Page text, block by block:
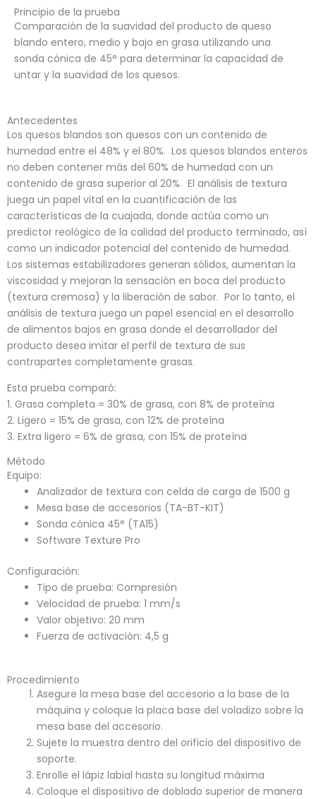
Principio de la prueba
Comparación de la suavidad del producto de queso
blando entero, medio y bajo en grasa utilizando una
sonda cónica de 45° para determinar la capacidad de
untar y la suavidad de los quesos.
Antecedentes
Los quesos blandos son quesos con un contenido de
humedad entre el 48% y el 80%. Los quesos blandos enteros
no deben contener más del 60% de humedad con un
contenido de grasa superior al 20%. El análisis de textura
juega un papel vital en la cuantificación de las
características de la cuajada, donde actúa como un
predictor reológico de la calidad del producto terminado, así
como un indicador potencial del contenido de humedad.
Los sistemas estabilizadores generan sólidos, aumentan la
viscosidad y mejoran la sensación en boca del producto
(textura cremosa) y la liberación de sabor. Por lo tanto, el
análisis de textura juega un papel esencial en el desarrollo
de alimentos bajos en grasa donde el desarrollador del
producto desea imitar el perfil de textura de sus
contrapartes completamente grasas.
Esta prueba comparó:
1. Grasa completa = 30% de grasa, con 8% de proteína
2. Ligero = 15% de grasa, con 12% de proteína
3. Extra ligero = 6% de grasa, con 15% de proteína
Método
Equipo:
Analizador de textura con celda de carga de 1500 g
Mesa base de accesorios (TA-BT-KIT)
Sonda cónica 45° (TA15)
Software Texture Pro
Configuración:
Tipo de prueba: Compresión
Velocidad de prueba: 1 mm/s
Valor objetivo: 20 mm
Fuerza de activación: 4,5 g
Procedimiento
Asegure la mesa base del accesorio a la base de la
máquina y coloque la placa base del voladizo sobre la
mesa base del accesorio.
Sujete la muestra dentro del orificio del dispositivo de
soporte.
Enrolle el lápiz labial hasta su longitud máxima
Coloque el dispositivo de doblado superior de manera